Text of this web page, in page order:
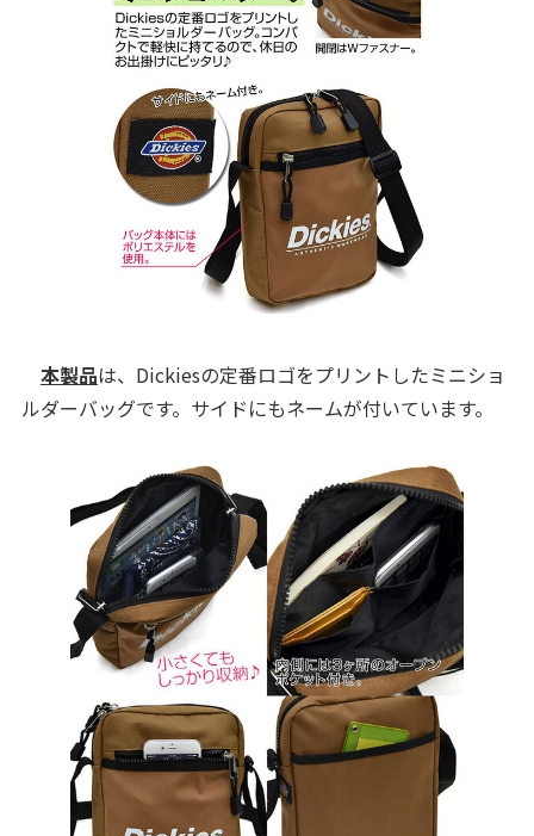
本製品は、Dickiesの定番ロゴをプリントしたミニショ
ルダーバッグです。サイドにもネームが付いています。